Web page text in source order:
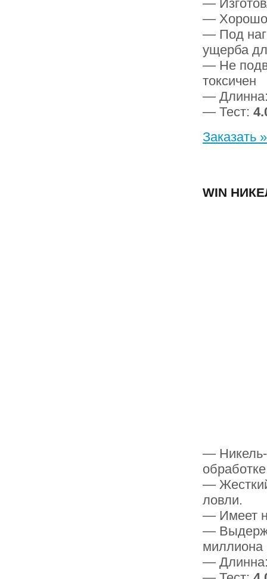
—
— Хорошо
— Под
ущерба
— Не
токсичен
—
— Тест:
Заказать »
WIN
— Никель-
обработке
—
ловли.
— Имеет
—
миллиона
—